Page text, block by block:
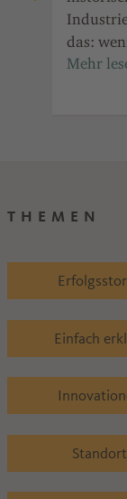
das:
THEMEN
Einfach
Standort